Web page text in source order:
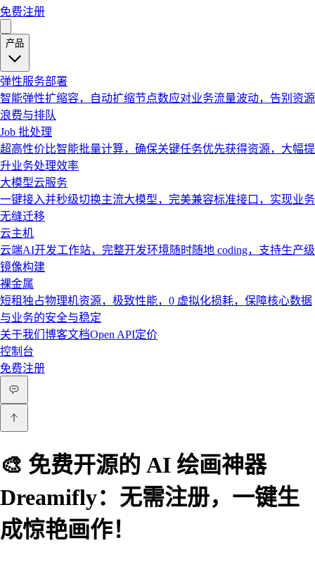
免费注册
产品
弹性服务部署
智能弹性扩缩容，自动扩缩节点数应对业务流量波动，告别资源
浪费与排队
Job 批处理
超高性价比智能批量计算，确保关键任务优先获得资源，大幅提
升业务处理效率
大模型云服务
一键接入并秒级切换主流大模型，完美兼容标准接口，实现业务
无缝迁移
云主机
云端AI开发工作站，完整开发环境随时随地 coding，支持生产级
镜像构建
裸金属
短租独占物理机资源，极致性能，0 虚拟化损耗，保障核心数据
与业务的安全与稳定
关于我们 博客文档Open API定价
控制台
免费注册
🎨 免费开源的 AI 绘画神器
Dreamifly：无需注册，一键生
成惊艳画作！